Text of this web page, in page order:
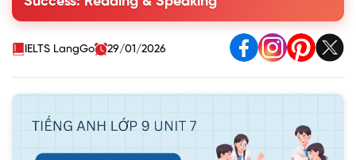
Bài 3: Read the text again and choose the correct
II. Speaking (Nói)
IELTS LangGo 29/01/2026